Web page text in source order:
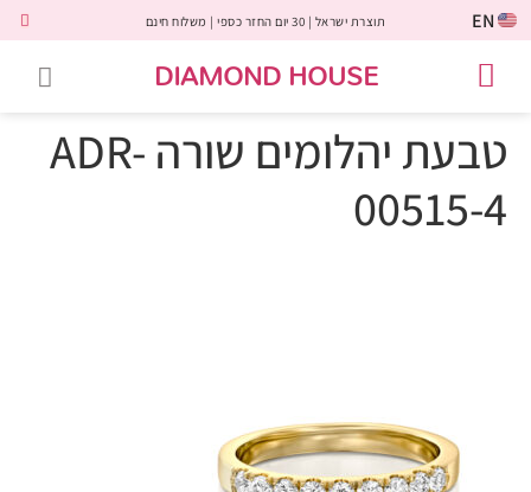
EN תוצרת ישראל | 30 יום החזר כספי | משלוח חינם
DIAMOND HOUSE
טבעת יהלומים שורה ADR-
00515-4